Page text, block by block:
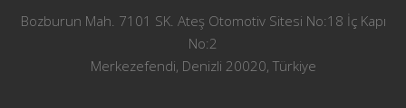
Bozburun Mah. 7101 SK. Ateş Otomotiv Sitesi No:18 İç Kapı
No:2
Merkezefendi, Denizli 20020, Türkiye